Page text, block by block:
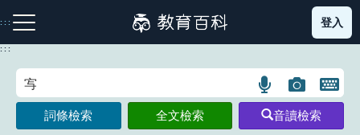
到
主
:::
注音索引圖示 筆畫索引圖示 部首索引表圖示
登入
:::
語
言
搜
圖
片
搜
開
鍵
詞條檢索 全文檢索 音讀檢索